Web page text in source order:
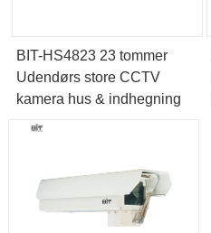
BIT-HS4823 23 tommer
Udendørs store CCTV
kamera hus & indhegning